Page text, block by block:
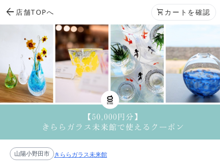
arrow_back 店舗TOPへ shopping_cart カートを確認
山陽小野田市 きららガラス未来館